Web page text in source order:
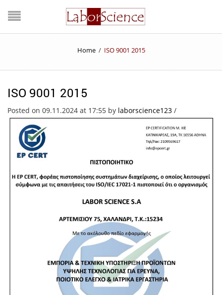
Home / ISO 9001 2015
ISO 9001 2015
Posted on 09.11.2024 at 17:55 by laborscience123 /